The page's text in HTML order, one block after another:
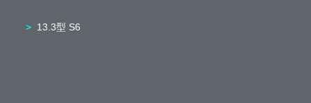
13.3型 S6